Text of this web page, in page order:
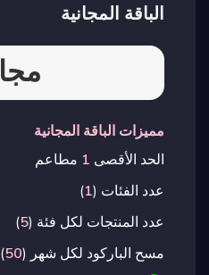
الباقة المجانية
مميزات الباقة المجانية
الحد الأقصى 1 مطاعم
عدد الفئات (1
)
عدد المنتجات لكل فئة (5
)
مسح الباركود لكل شهر (50
)